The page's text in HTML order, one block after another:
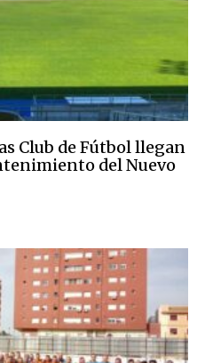
Club de Fútbol llegan
del Nuevo